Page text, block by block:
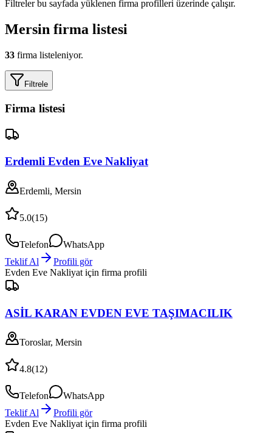
Filtreler bu sayfada yüklenen firma profilleri üzerinde çalışır.
Mersin firma listesi
33 firma listeleniyor.
Filtrele
Firma listesi
Erdemli Evden Eve Nakliyat
Erdemli, Mersin
5.0(15)
Telefon
WhatsApp
Teklif Al
Profili gör
Evden Eve Nakliyat için firma profili
ASİL KARAN EVDEN EVE TAŞIMACILIK
Toroslar, Mersin
4.8(12)
Telefon
WhatsApp
Teklif Al
Profili gör
Evden Eve Nakliyat için firma profili